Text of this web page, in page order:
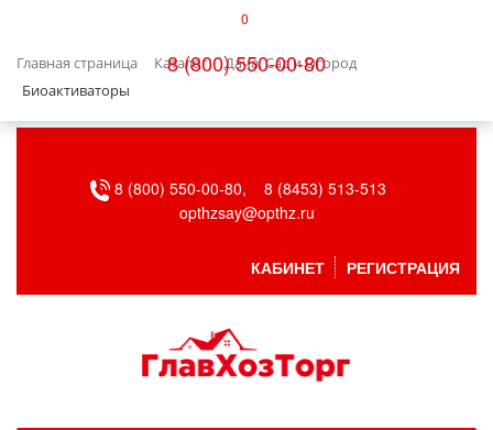
0
8 (800) 550-00-80
Главная страница Каталог
Дача, Сад и Огород
Биоактиваторы
БЫТОВАЯ ТЕХНИКА
ВЕНТИЛЯЦИЯ
ДАЧА, САД И ОГОРОД
8 (800) 550-00-80,
8 (8453) 513-513
opthzsay@opthz.ru
КАБИНЕТ РЕГИСТРАЦИЯ